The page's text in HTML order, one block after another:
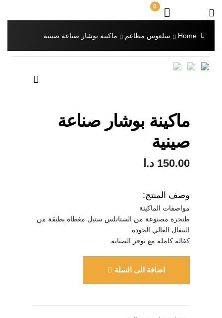
0
Home سلعوس مطاعم ماكينة بوشار صناعة صينية
ماكينة بوشار صناعة
صينية
150.00 د.ا
وصف المنتج:
مواصفات الماكينة
طنجرة مصنوعة من الستانلس ستيل مغطاة بطبقة من
التيفال العالي الجودة
كفالة كاملة مع توفر الصيانة
اضافة الى السلة